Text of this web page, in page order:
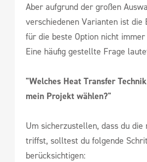
Aber aufgrund der großen
verschiedenen Varianten ist die
für die beste Option nicht immer
Eine häufig gestellte Frage
"Welches Heat Transfer
mein Projekt wählen?"
Um sicherzustellen, dass du die
triffst, solltest du folgende
berücksichtigen: